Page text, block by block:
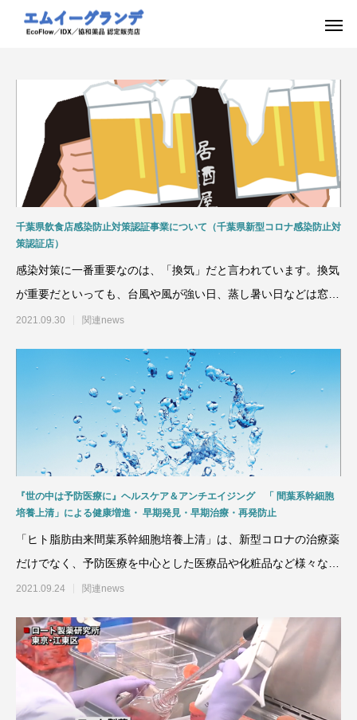
千葉県飲食店感染防止対策認証事業について（千葉県新型コロナ感染防止対
策認証店）
感染対策に一番重要なのは、「換気」だと言われています。換気
が重要だといっても、台風や風が強い日、蒸し暑い日などは窓や
ドアを開けっぱなしにし
2021.09.30 関連news
『世の中は予防医療に』ヘルスケア＆アンチエイジング 「 間葉系幹細胞
培養上清」による健康増進・ 早期発見・早期治療・再発防止
「ヒト脂肪由来間葉系幹細胞培養上清」は、新型コロナの治療薬
だけでなく、予防医療を中心とした医療品や化粧品など様々な用
途に使用するべく検証が
2021.09.24 関連news